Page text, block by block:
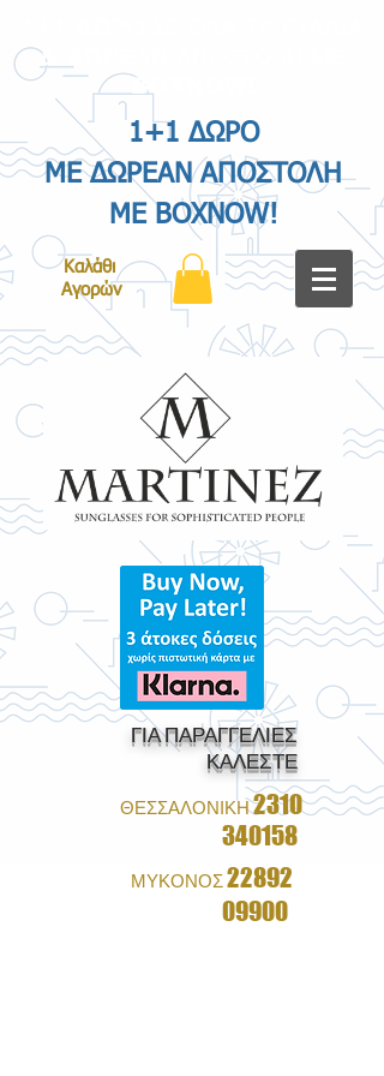
& ΔΩΡΕΑΝ ΑΠΟΣΤΟΛΗ ΜΕ
BOXNOW!
1+1 ΔΩΡΟ
ΜΕ ΔΩΡΕΑΝ ΑΠΟΣΤΟΛΗ
ΜΕ BOXNOW!
Καλάθι
Αγορών
ΓΙΑ ΠΑΡΑΓΓΕΛΙΕΣ
ΚΑΛΕΣΤΕ
ΘΕΣΣΑΛΟΝΙΚΗ2310
340158
ΜΥΚΟΝΟΣ22892
09900